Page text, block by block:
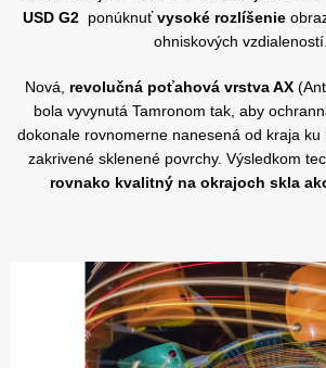
USD G2ponúknuťvysoké rozlíšenie
ohniskových vzdialeností.
Nová, revolučná poťahová vrstva AX
bola vyvynutá Tamronom tak, aby
dokonale rovnomerne nanesená od kraja ku
zakrivené sklenené povrchy. Výsledkom
rovnako kvalitný na okrajoch skla